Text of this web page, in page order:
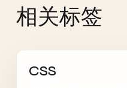
相关标签
CSS